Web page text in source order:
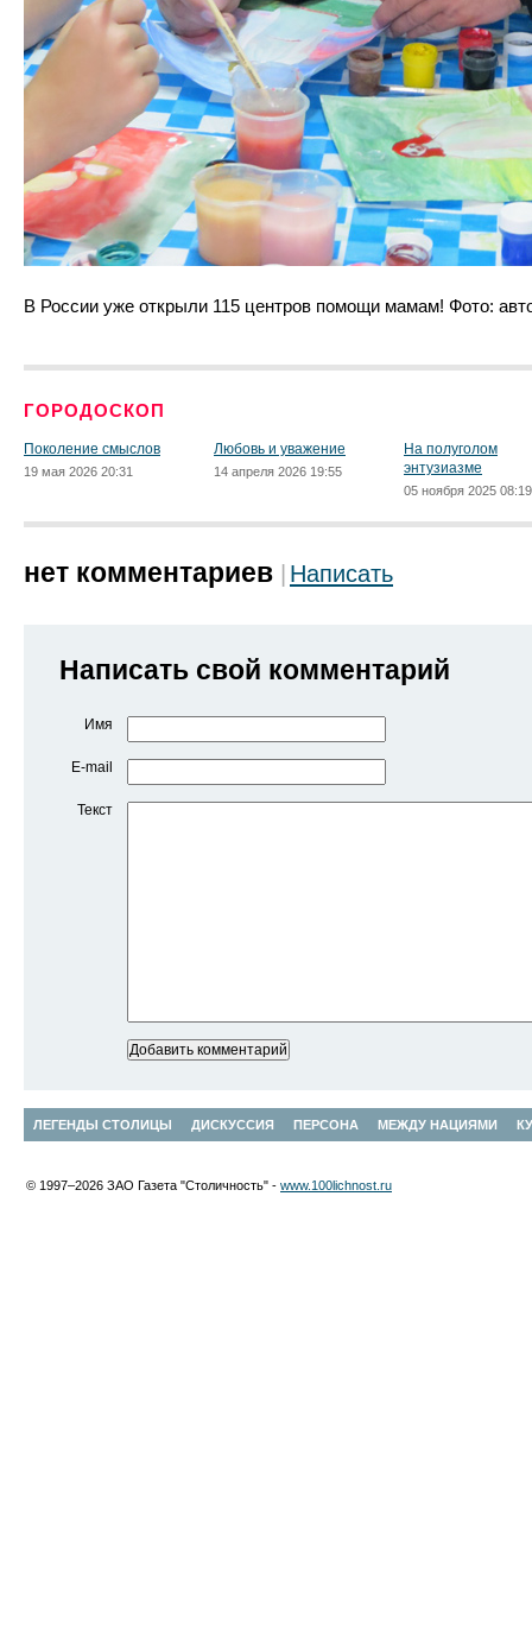
В России уже открыли 115 центров помощи мамам! Фото:
ГОРОДОСКОП
Поколение смыслов
19 мая 2026 20:31
Любовь и уважение
14 апреля 2026 19:55
На полуголом
энтузиазме
05 ноября 2025 08:19
нет комментариев Написать
Написать свой комментарий
Имя
E-mail
Текст
ЛЕГЕНДЫ СТОЛИЦЫ ДИСКУССИЯ ПЕРСОНА МЕЖДУ НАЦИЯМИ
© 1997–2026 ЗАО Газета "Столичность" - www.100lichnost.ru